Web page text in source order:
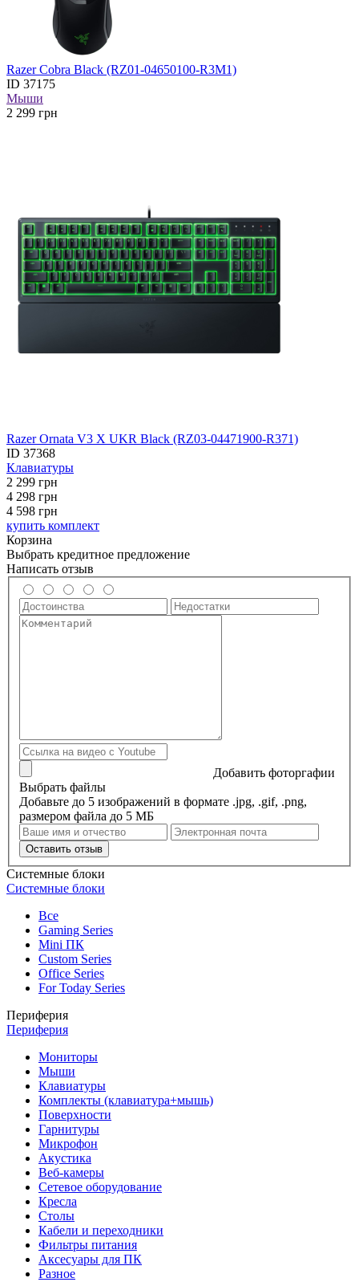
Razer Cobra Black (RZ01-04650100-R3M1)
ID 37175
Мыши
2 299 грн
Razer Ornata V3 X UKR Black (RZ03-04471900-R371)
ID 37368
Клавиатуры
2 299 грн
4 298 грн
4 598 грн
купить комплект
Корзина
Выбрать кредитное предложение
Написать отзыв
Добавить фоторгафии
Выбрать файлы
Добавьте до 5 изображений в формате .jpg, .gif, .png,
размером файла до 5 МБ
Оставить отзыв
Системные блоки
Системные блоки
Все
Gaming Series
Mini ПК
Custom Series
Office Series
For Today Series
Периферия
Периферия
Мониторы
Мыши
Клавиатуры
Комплекты (клавиатура+мышь)
Поверхности
Гарнитуры
Микрофон
Акустика
Веб-камеры
Сетевое оборудование
Кресла
Столы
Кабели и переходники
Фильтры питания
Аксесуары для ПК
Разное